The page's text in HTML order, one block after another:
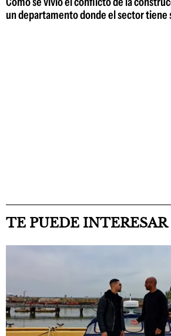
un departamento donde el sector tiene
TE PUEDE INTERESAR